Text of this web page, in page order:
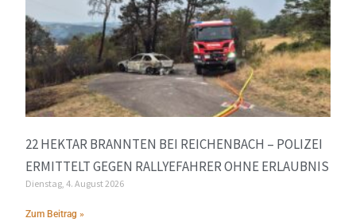
22 HEKTAR BRANNTEN BEI REICHENBACH – POLIZEI
ERMITTELT GEGEN RALLYEFAHRER OHNE ERLAUBNIS
Dienstag, 4. August 2026
Zum Beitrag »